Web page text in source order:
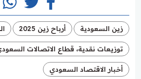
زين السعودية أرباح زين 2025
توزيعات نقدية، قطاع الاتصالات
أخبار الاقتصاد السعودي